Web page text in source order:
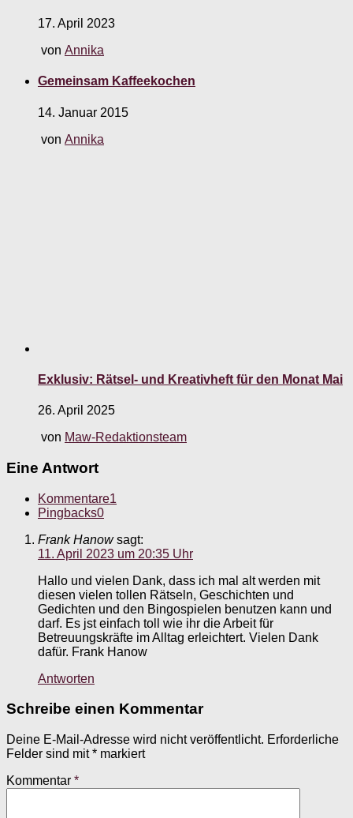
17. April 2023
von Annika
Gemeinsam Kaffeekochen
14. Januar 2015
von Annika
Exklusiv: Rätsel- und Kreativheft für den Monat Mai
26. April 2025
von Maw-Redaktionsteam
Eine Antwort
Kommentare1
Pingbacks0
Frank Hanow sagt:
11. April 2023 um 20:35 Uhr
Hallo und vielen Dank, dass ich mal alt werden mit
diesen vielen tollen Rätseln, Geschichten und
Gedichten und den Bingospielen benutzen kann und
darf. Es jst einfach toll wie ihr die Arbeit für
Betreuungskräfte im Alltag erleichtert. Vielen Dank
dafür. Frank Hanow
Antworten
Schreibe einen Kommentar
Deine E-Mail-Adresse wird nicht veröffentlicht. Erforderliche
Felder sind mit* markiert
Kommentar *